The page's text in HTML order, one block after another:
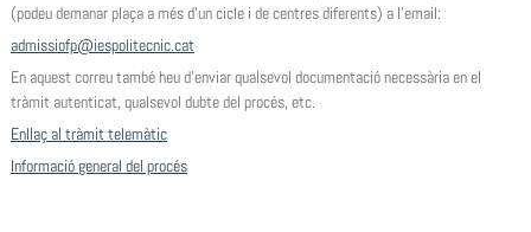
(podeu demanar plaça a més d’un cicle i de centres diferents) a l’email:
admissiofp@iespolitecnic.cat
En aquest correu també heu d’enviar qualsevol documentació necessària en el
tràmit autenticat, qualsevol dubte del procés, etc.
Enllaç al tràmit telemàtic
Informació general del procés